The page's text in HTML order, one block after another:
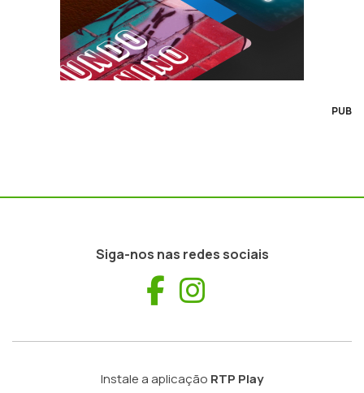
PUB
Siga-nos nas redes sociais
Facebook
Instale a aplicação RTP Play